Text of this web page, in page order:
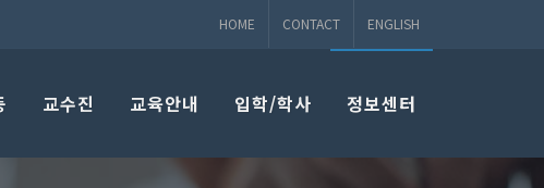
HOME CONTACT ENGLISH
교수진 교육안내 입학/학사 정보센터